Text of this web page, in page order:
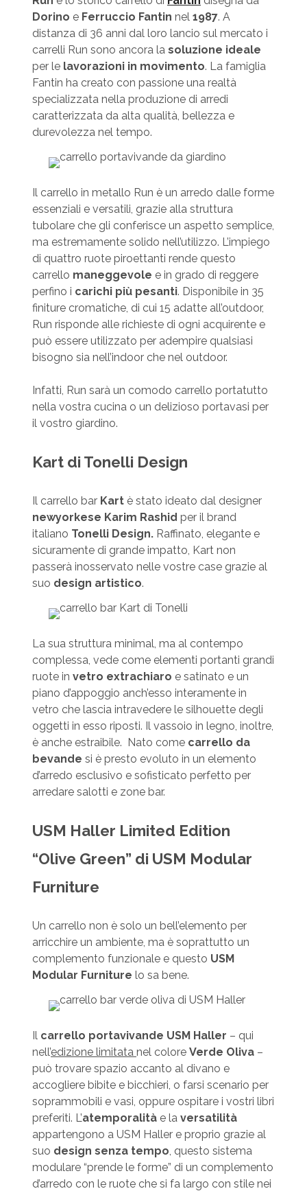
Dorino e Ferruccio Fantin nel 1987. A
distanza di 36 anni dal loro lancio sul mercato i
carrelli Run sono ancora la soluzione ideale
per le lavorazioni in movimento. La famiglia
Fantin ha creato con passione una realtà
specializzata nella produzione di arredi
caratterizzata da alta qualità, bellezza e
durevolezza nel tempo.
Il carrello in metallo Run è un arredo dalle forme
essenziali e versatili, grazie alla struttura
tubolare che gli conferisce un aspetto semplice,
ma estremamente solido nell’utilizzo. L’impiego
di quattro ruote piroettanti rende questo
carrello maneggevole e in grado di reggere
perfino i carichi più pesanti. Disponibile in 35
finiture cromatiche, di cui 15 adatte all’outdoor,
Run risponde alle richieste di ogni acquirente e
può essere utilizzato per adempire qualsiasi
bisogno sia nell’indoor che nel outdoor.
Infatti, Run sarà un comodo carrello portatutto
nella vostra cucina o un delizioso portavasi per
il vostro giardino.
Kart di Tonelli Design
Il carrello bar Kartè stato ideato dal designer
newyorkese Karim Rashid per il brand
italiano Tonelli Design. Raffinato, elegante e
sicuramente di grande impatto, Kart non
passerà inosservato nelle vostre case grazie al
suo design artistico.
La sua struttura minimal, ma al contempo
complessa, vede come elementi portanti grandi
ruote in vetro extrachiaro e satinato e un
piano d’appoggio anch’esso interamente in
vetro che lascia intravedere le silhouette degli
oggetti in esso riposti. Il vassoio in legno, inoltre,
è anche estraibile. Nato come carrello da
bevande si è presto evoluto in un elemento
d’arredo esclusivo e sofisticato perfetto per
arredare salotti e zone bar.
USM Haller Limited Edition
“Olive Green” di USM Modular
Furniture
Un carrello non è solo un bell’elemento per
arricchire un ambiente, ma è soprattutto un
complemento funzionale e questo USM
Modular Furniture lo sa bene.
Il carrello portavivande USM Haller – qui
nell’edizione limitata nel colore Verde Oliva–
può trovare spazio accanto al divano e
accogliere bibite e bicchieri, o farsi scenario per
soprammobili e vasi, oppure ospitare i vostri libri
preferiti. L’atemporalitàe la versatilità
appartengono a USM Haller e proprio grazie al
suo design senza tempo, questo sistema
modulare “prende le forme” di un complemento
d’arredo con le ruote che si fa largo con stile nei